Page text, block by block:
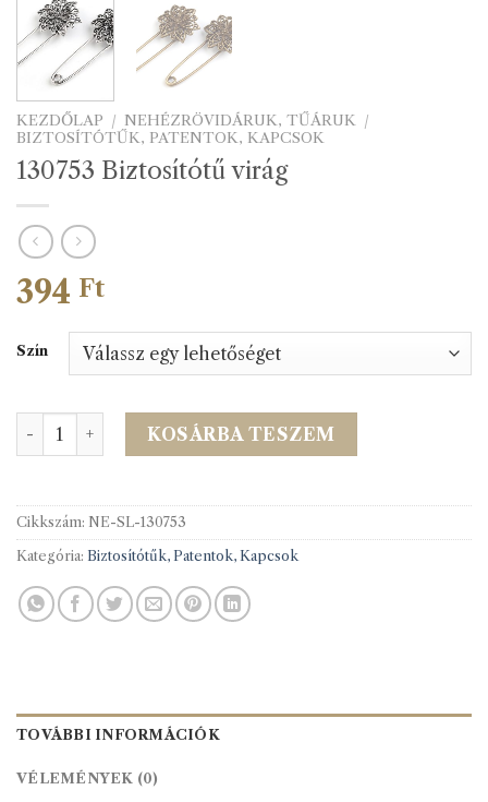
KEZDŐLAP / NEHÉZRÖVIDÁRUK, TŰÁRUK /
BIZTOSÍTÓTŰK, PATENTOK, KAPCSOK
130753 Biztosítótű virág
394 Ft
Szín
130753 Biztosítótű virág mennyiség
KOSÁRBA TESZEM
Cikkszám: NE-SL-130753
Kategória: Biztosítótűk, Patentok, Kapcsok
TOVÁBBI INFORMÁCIÓK
VÉLEMÉNYEK (0)